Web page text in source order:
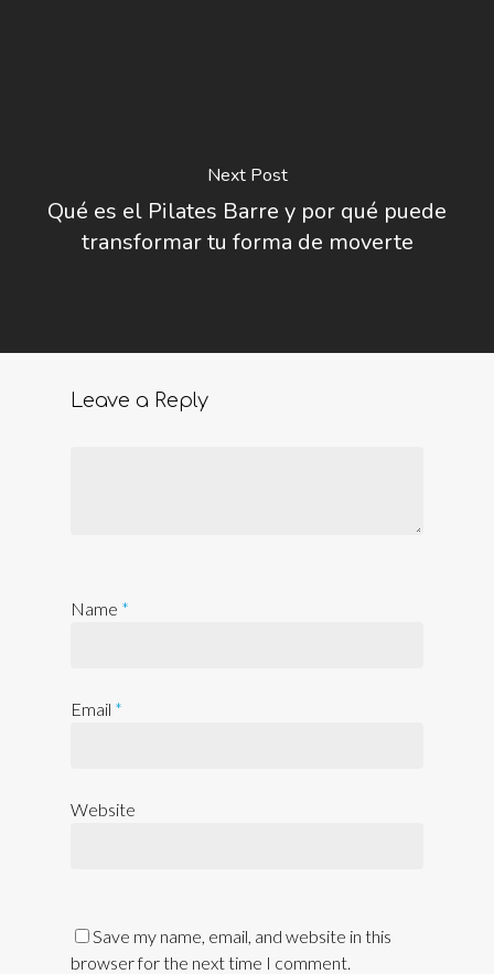
Next Post
Qué es el Pilates Barre y por qué puede
transformar tu forma de moverte
Leave a Reply
Name *
Email *
Website
Save my name, email, and website in this
browser for the next time I comment.